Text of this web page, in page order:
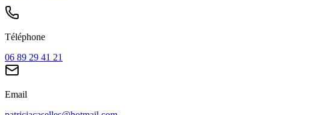
Téléphone
06 89 29 41 21
Email